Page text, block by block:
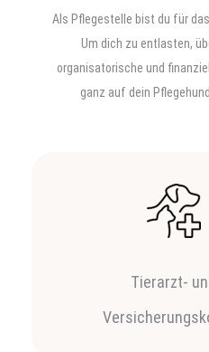
Als Pflegestelle bist du für
Um dich zu entlasten,
organisatorische und
ganz auf dein
Tierarzt-